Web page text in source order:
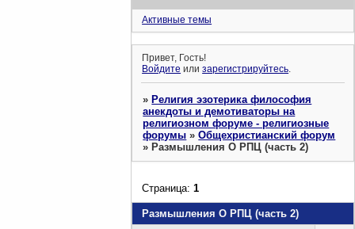
Активные темы
Привет, Гость!
Войдите илизарегистрируйтесь.
»Религия эзотерика философия
анекдоты и демотиваторы на
религиозном форуме - религиозные
форумы »Общехристианский форум
»Размышления О РПЦ (часть 2)
Размышления О РПЦ (часть 2)
Страница:1